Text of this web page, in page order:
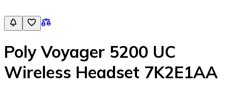
Poly Voyager 5200 UC
Wireless Headset 7K2E1AA